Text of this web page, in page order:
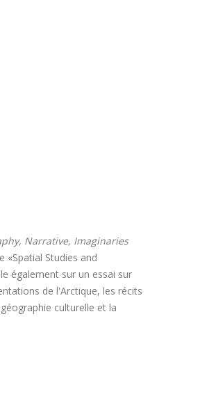
Narrative, Imaginaries
«Spatial Studies and
également sur un essai sur
de l'Arctique, les récits
culturelle et la